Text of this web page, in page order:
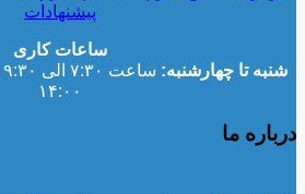
پیشنهادات
ساعات کاری
شنبه تا چهارشنبه: ساعت ۷:۳۰ الی ۱۹:۳۰ |
۱۴:۰۰
درباره ما